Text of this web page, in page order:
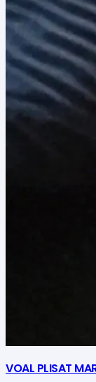
VOAL PLISAT